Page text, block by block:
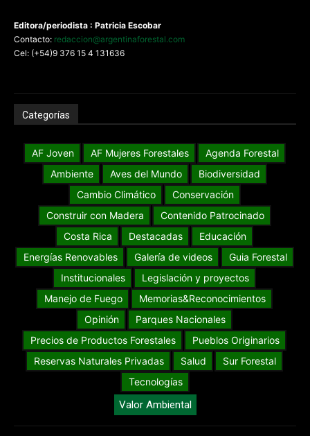
Editora/periodista : Patricia Escobar
Contacto: redaccion@argentinaforestal.com
Cel: (+54)9 376 15 4 131636
Categorías
AF Joven AF Mujeres Forestales
Agenda Forestal
Ambiente
Aves del Mundo
Biodiversidad
Cambio Climático
Conservación
Construir con Madera
Contenido Patrocinado
Costa Rica
Destacadas
Educación
Energías Renovables
Galería de videos
Guia Forestal
Institucionales
Legislación y proyectos
Manejo de Fuego
Memorias&Reconocimientos
Opinión
Parques Nacionales
Precios de Productos Forestales
Pueblos Originarios
Reservas Naturales Privadas
Salud
Sur Forestal
Tecnologías
Valor Ambiental